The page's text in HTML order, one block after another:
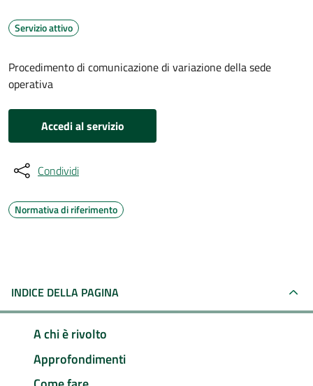
Servizio attivo
Procedimento di comunicazione di variazione della sede
operativa
Accedi al servizio
Condividi
Normativa di riferimento
INDICE DELLA PAGINA
A chi è rivolto
Approfondimenti